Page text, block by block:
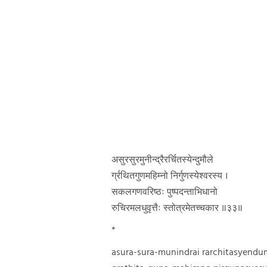
असुरसुरमुनीन्द्रैरर्चितस्येन्दुमौले
र्ग्रथितगुणमहिम्नो निर्गुणस्येश्वरस्य ।
सकलगणवरिष्ठः पुष्पदन्ताभिधानो
रुचिरमलधुवृत्तैः स्तोत्रमेतच्चकार ॥३३॥
*
asura-sura-munindrai